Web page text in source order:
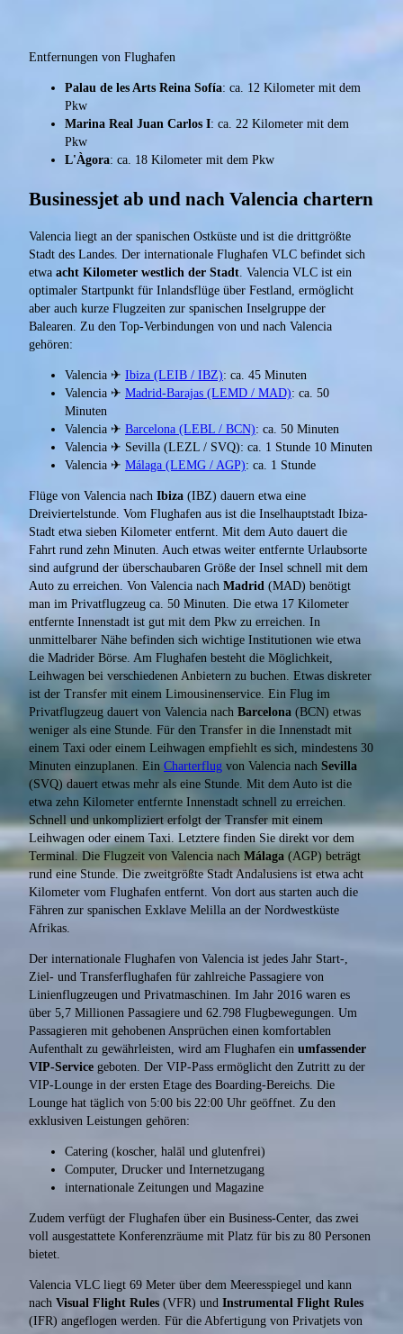
Entfernungen von Flughafen
Palau de les Arts Reina Sofía: ca. 12 Kilometer mit dem
Pkw
Marina Real Juan Carlos I: ca. 22 Kilometer mit dem
Pkw
L'Àgora: ca. 18 Kilometer mit dem Pkw
Businessjet ab und nach Valencia chartern
Valencia liegt an der spanischen Ostküste und ist die drittgrößte
Stadt des Landes. Der internationale Flughafen VLC befindet sich
etwa acht Kilometer westlich der Stadt. Valencia VLC ist ein
optimaler Startpunkt für Inlandsflüge über Festland, ermöglicht
aber auch kurze Flugzeiten zur spanischen Inselgruppe der
Balearen. Zu den Top-Verbindungen von und nach Valencia
gehören:
Valencia ✈ Ibiza (LEIB / IBZ): ca. 45 Minuten
Valencia ✈ Madrid-Barajas (LEMD / MAD): ca. 50
Minuten
Valencia ✈ Barcelona (LEBL / BCN): ca. 50 Minuten
Valencia ✈ Sevilla (LEZL / SVQ): ca. 1 Stunde 10 Minuten
Valencia ✈ Málaga (LEMG / AGP): ca. 1 Stunde
Flüge von Valencia nach Ibiza (IBZ) dauern etwa eine
Dreiviertelstunde. Vom Flughafen aus ist die Inselhauptstadt Ibiza-
Stadt etwa sieben Kilometer entfernt. Mit dem Auto dauert die
Fahrt rund zehn Minuten. Auch etwas weiter entfernte Urlaubsorte
sind aufgrund der überschaubaren Größe der Insel schnell mit dem
Auto zu erreichen. Von Valencia nach Madrid (MAD) benötigt
man im Privatflugzeug ca. 50 Minuten. Die etwa 17 Kilometer
entfernte Innenstadt ist gut mit dem Pkw zu erreichen. In
unmittelbarer Nähe befinden sich wichtige Institutionen wie etwa
die Madrider Börse. Am Flughafen besteht die Möglichkeit,
Leihwagen bei verschiedenen Anbietern zu buchen. Etwas diskreter
ist der Transfer mit einem Limousinenservice. Ein Flug im
Privatflugzeug dauert von Valencia nach Barcelona (BCN) etwas
weniger als eine Stunde. Für den Transfer in die Innenstadt mit
einem Taxi oder einem Leihwagen empfiehlt es sich, mindestens 30
Minuten einzuplanen. Ein Charterflug von Valencia nach Sevilla
(SVQ) dauert etwas mehr als eine Stunde. Mit dem Auto ist die
etwa zehn Kilometer entfernte Innenstadt schnell zu erreichen.
Schnell und unkompliziert erfolgt der Transfer mit einem
Leihwagen oder einem Taxi. Letztere finden Sie direkt vor dem
Terminal. Die Flugzeit von Valencia nach Málaga (AGP) beträgt
rund eine Stunde. Die zweitgrößte Stadt Andalusiens ist etwa acht
Kilometer vom Flughafen entfernt. Von dort aus starten auch die
Fähren zur spanischen Exklave Melilla an der Nordwestküste
Afrikas.
Der internationale Flughafen von Valencia ist jedes Jahr Start-,
Ziel- und Transferflughafen für zahlreiche Passagiere von
Linienflugzeugen und Privatmaschinen. Im Jahr 2016 waren es
über 5,7 Millionen Passagiere und 62.798 Flugbewegungen. Um
Passagieren mit gehobenen Ansprüchen einen komfortablen
Aufenthalt zu gewährleisten, wird am Flughafen ein umfassender
VIP-Service geboten. Der VIP-Pass ermöglicht den Zutritt zu der
VIP-Lounge in der ersten Etage des Boarding-Bereichs. Die
Lounge hat täglich von 5:00 bis 22:00 Uhr geöffnet. Zu den
exklusiven Leistungen gehören:
Catering (koscher, halāl und glutenfrei)
Computer, Drucker und Internetzugang
internationale Zeitungen und Magazine
Zudem verfügt der Flughafen über ein Business-Center, das zwei
voll ausgestattete Konferenzräume mit Platz für bis zu 80 Personen
bietet.
Valencia VLC liegt 69 Meter über dem Meeresspiegel und kann
nach Visual Flight Rules (VFR) und Instrumental Flight Rules
(IFR) angeflogen werden. Für die Abfertigung von Privatjets von